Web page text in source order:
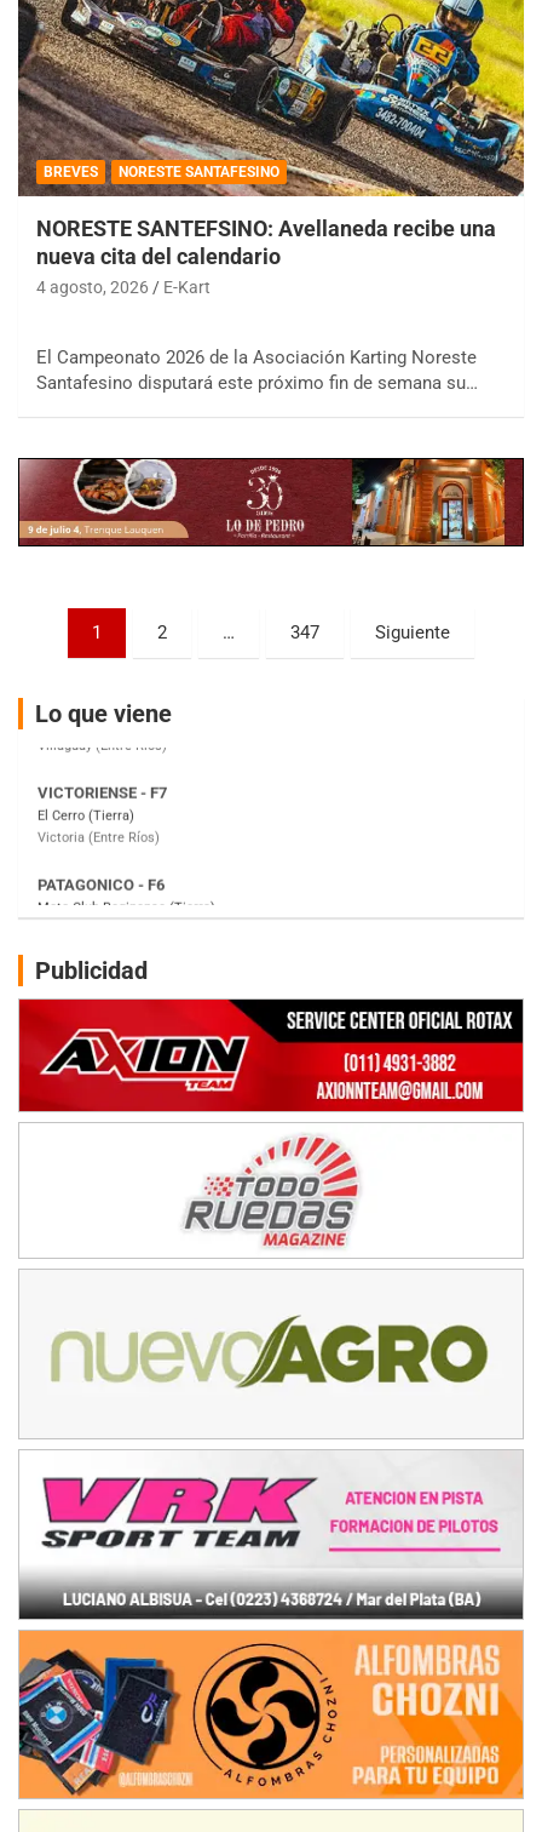
BREVES NORESTE SANTAFESINO
NORESTE SANTEFSINO: Avellaneda recibe una
nueva cita del calendario
4 agosto, 2026 E-Kart
El Campeonato 2026 de la Asociación Karting Noreste
Santafesino disputará este próximo fin de semana su…
Paginación
entradas
1 2 … 347 Siguiente
Lo que viene
08/09-AGO
KDO - F6
Ciudad de Trenque Lauquen (Asfalto)
Trenque Lauquen (Buenos Aires)
Parque de la Velocidad (Asfalto)
Villaguay (Entre Ríos)
El Cerro (Tierra)
Victoria (Entre Ríos)
Moto Club Reginense (Tierra)
Gral. E. Godoy (Río Negro)
Juventud Unida (Tierra)
Humboldt (Santa Fe)
Ciudad de Avellaneda (Asfalto)
Avellaneda (Santa Fe)
SUR SANTAFESINO - F4
José Samuel Sánchez (Tierra)
COBERTURA ESPECIAL DE E-KART.COM.AR
08/09-AGO
Baradero (Buenos Aires)
ENTRERRIANO - F6 (POSTERGADA)
Parque de la Velocidad (Asfalto)
Villaguay (Entre Ríos)
VICTORIENSE - F7
El Cerro (Tierra)
Victoria (Entre Ríos)
PATAGONICO - F6
Moto Club Reginense (Tierra)
Gral. E. Godoy (Río Negro)
CSK - F7
Juventud Unida (Tierra)
Humboldt (Santa Fe)
Publicidad